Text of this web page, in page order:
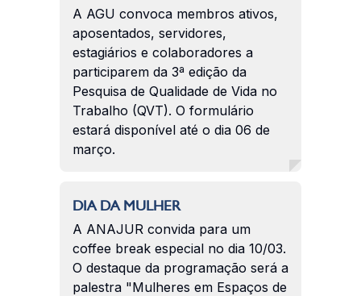
A AGU convoca membros ativos,
aposentados, servidores,
estagiários e colaboradores a
participarem da 3ª edição da
Pesquisa de Qualidade de Vida no
Trabalho (QVT). O formulário
estará disponível até o dia 06 de
março.
DIA DA MULHER
A ANAJUR convida para um
coffee break especial no dia 10/03.
O destaque da programação será a
palestra "Mulheres em Espaços de